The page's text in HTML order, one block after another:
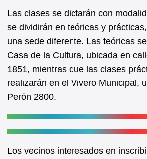
Las clases se dictarán con
se dividirán en teóricas y
una sede diferente. Las teóricas
Casa de la Cultura, ubicada en
1851, mientras que las clases
realizarán en el Vivero Municipal,
Perón 2800.
Los vecinos interesados en